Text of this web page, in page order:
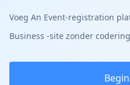
Voeg An Event-registration
Business -site zonder